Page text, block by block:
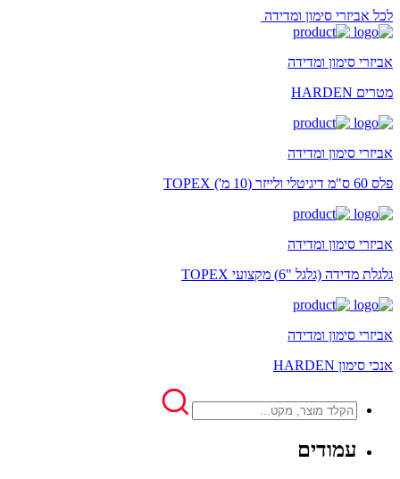
לכל אביזרי סימון ומדידה
אביזרי סימון ומדידה
מטרים HARDEN
אביזרי סימון ומדידה
פלס 60 ס"מ דיגיטלי ולייזר (10 מ') TOPEX
אביזרי סימון ומדידה
גלגלת מדידה (גלגל "6) מקצועי TOPEX
אביזרי סימון ומדידה
אנכי סימון HARDEN
עמודים